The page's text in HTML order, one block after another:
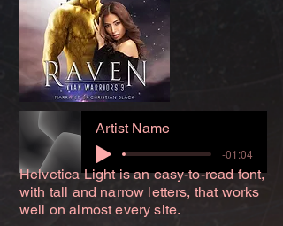
Artist Name
-01:04
Helvetica Light is an easy-to-read font,
with tall and narrow letters, that works
well on almost every site.